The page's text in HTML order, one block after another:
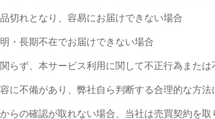
切れとなり、容易にお届けできない場合
・長期不在でお届けできない場合
らず、本サービス利用に関して不正行為また
に不備があり、弊社自ら判断する合理的な方
らの確認が取れない場合、当社は売買契約を